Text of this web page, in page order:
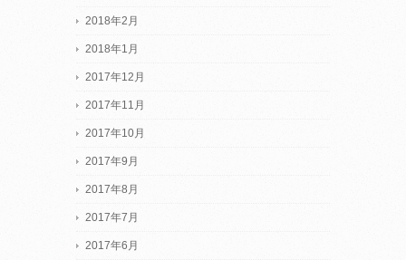
2018年2月
2018年1月
2017年12月
2017年11月
2017年10月
2017年9月
2017年8月
2017年7月
2017年6月